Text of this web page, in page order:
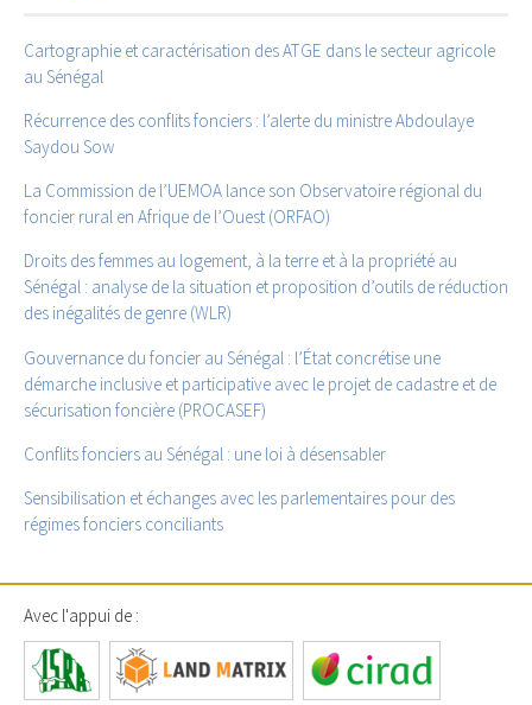
Cartographie et caractérisation des ATGE dans le secteur agricole
au Sénégal
Récurrence des conflits fonciers : l’alerte du ministre Abdoulaye
Saydou Sow
La Commission de l’UEMOA lance son Observatoire régional du
foncier rural en Afrique de l’Ouest (ORFAO)
Droits des femmes au logement, à la terre et à la propriété au
Sénégal : analyse de la situation et proposition d’outils de réduction
des inégalités de genre (WLR)
Gouvernance du foncier au Sénégal : l’État concrétise une
démarche inclusive et participative avec le projet de cadastre et de
sécurisation foncière (PROCASEF)
Conflits fonciers au Sénégal : une loi à désensabler
Sensibilisation et échanges avec les parlementaires pour des
régimes fonciers conciliants
Avec l'appui de :